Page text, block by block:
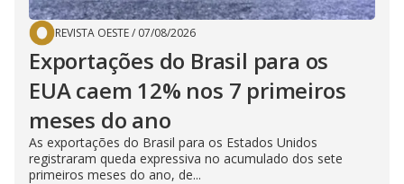
REVISTA OESTE/ 07/08/2026
Exportações do Brasil para os
EUA caem 12% nos 7 primeiros
meses do ano
As exportações do Brasil para os Estados Unidos
registraram queda expressiva no acumulado dos sete
primeiros meses do ano, de...